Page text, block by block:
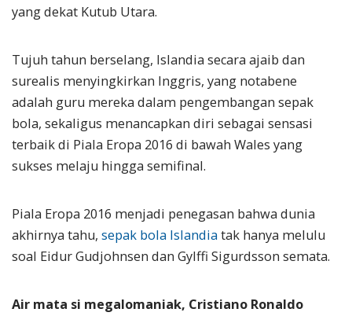
yang dekat Kutub Utara.
Tujuh tahun berselang, Islandia secara ajaib dan
surealis menyingkirkan Inggris, yang notabene
adalah guru mereka dalam pengembangan sepak
bola, sekaligus menancapkan diri sebagai sensasi
terbaik di Piala Eropa 2016 di bawah Wales yang
sukses melaju hingga semifinal.
Piala Eropa 2016 menjadi penegasan bahwa dunia
akhirnya tahu, sepak bola Islandiatak hanya melulu
soal Eidur Gudjohnsen dan Gylffi Sigurdsson semata.
Air mata si megalomaniak, Cristiano Ronaldo